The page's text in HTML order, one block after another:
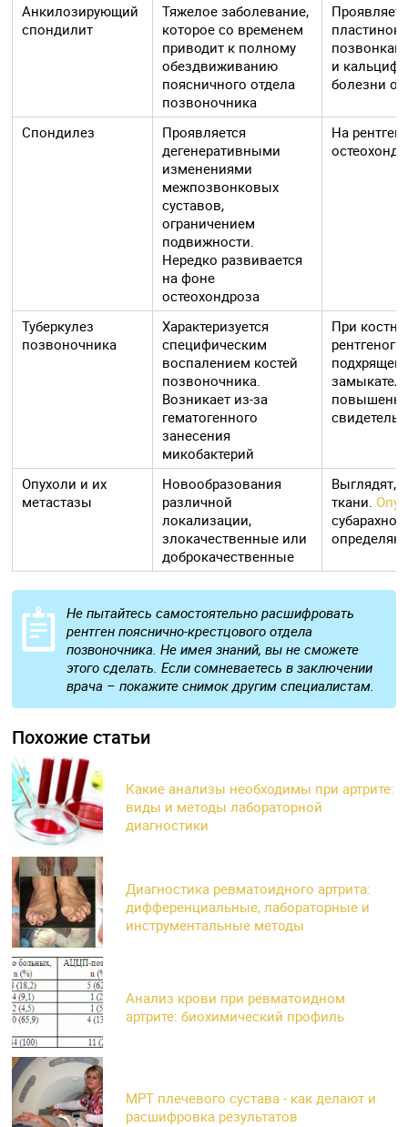
Анкилозирующий
спондилит
Тяжелое заболевание,
которое со временем
приводит к полному
обездвиживанию
поясничного отдела
позвоночника
и
болезни
Спондилез
Проявляется
дегенеративными
изменениями
межпозвонковых
суставов,
ограничением
подвижности.
Нередко развивается
на фоне
остеохондроза
На
Туберкулез
позвоночника
Характеризуется
специфическим
воспалением костей
позвоночника.
Возникает из-за
гематогенного
занесения
микобактерий
При
Опухоли и их
метастазы
Новообразования
различной
локализации,
злокачественные или
доброкачественные
Выглядят,
ткани.
Не пытайтесь самостоятельно расшифровать
рентген пояснично-крестцового отдела
позвоночника. Не имея знаний, вы не сможете
этого сделать. Если сомневаетесь в заключении
врача – покажите снимок другим специалистам.
Похожие статьи
Какие анализы необходимы при артрите:
виды и методы лабораторной
диагностики
Диагностика ревматоидного артрита:
дифференциальные, лабораторные и
инструментальные методы
Анализ крови при ревматоидном
артрите: биохимический профиль
МРТ плечевого сустава - как делают и
расшифровка результатов